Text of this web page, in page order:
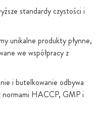
standardy czystości i
unikalne produkty płynne,
we współpracy z
i butelkowanie odbywa
normami HACCP, GMP i